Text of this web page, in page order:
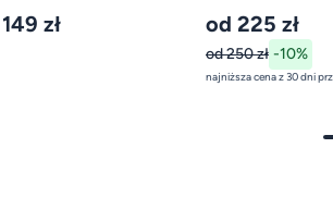
zł od 225 zł
od 250 zł -10%